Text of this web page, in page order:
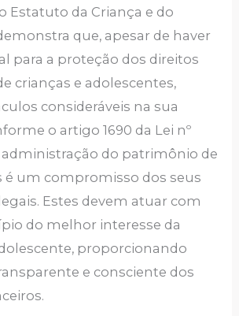
Estatuto da Criança e do
que, apesar de haver
para a proteção dos direitos
crianças e adolescentes,
consideráveis na sua
o artigo 1690 da Lei nº
administração do patrimônio de
é um compromisso dos seus
Estes devem atuar com
do melhor interesse da
proporcionando
e consciente dos